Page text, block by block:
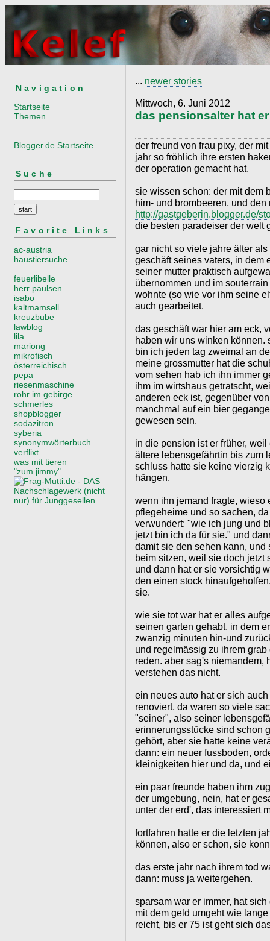
Navigation
Startseite
Themen
Blogger.de Startseite
Suche
Favorite Links
ac-austria
haustiersuche
feuerlibelle
herr paulsen
isabo
kaltmamsell
kreuzbube
lawblog
lila
mariong
mikrofisch
österreichisch
pepa
riesenmaschine
rohr im gebirge
schmerles
shopblogger
sodazitron
syberia
synonymwörterbuch
verflixt
was mit tieren
"zum jimmy"
... newer stories
Mittwoch, 6. Juni 2012
das pensionsalter hat
der freund von frau pixy, der
jahr so fröhlich ihre ersten
der operation gemacht hat.
sie wissen schon: der mit dem
him- und brombeeren, und den
http://gastgeberin.blogger.de/
die besten paradeiser der welt
gar nicht so viele jahre älter
geschäft seines vaters, in dem
seiner mutter praktisch
übernommen und im
wohnte (so wie vor ihm seine
auch gearbeitet.
das geschäft war hier am eck,
haben wir uns winken
bin ich jeden tag zweimal an
meine grossmutter hat die
vom sehen hab ich ihn immer
ihm im wirtshaus getratscht,
anderen eck ist, gegenüber
manchmal auf ein bier
gewesen sein.
in die pension ist er früher,
ältere lebensgefährtin bis zum
schluss hatte sie keine vierzig
hängen.
wenn ihn jemand fragte, wieso
pflegeheime und so sachen,
verwundert: "wie ich jung und
jetzt bin ich da für sie." und
damit sie den sehen kann,
beim sitzen, weil sie doch jetzt
und dann hat er sie vorsichtig
den einen stock
sie.
wie sie tot war hat er alles
seinen garten gehabt, in dem
zwanzig minuten hin-und
und regelmässig zu ihrem
reden. aber sag's niemandem,
verstehen das nicht.
ein neues auto hat er sich
renoviert, da waren so viele
"seiner", also seiner
erinnerungsstücke sind schon
gehört, aber sie hatte keine
dann: ein neuer fussboden,
kleinigkeiten hier und da, und
ein paar freunde haben ihm
der umgebung, nein, hat er
unter der erd', das interessiert
fortfahren hatte er die letzten
können, also er schon, sie
das erste jahr nach ihrem tod
dann: muss ja weitergehen.
sparsam war er immer, hat
mit dem geld umgeht wie
reicht, bis er 75 ist geht sich